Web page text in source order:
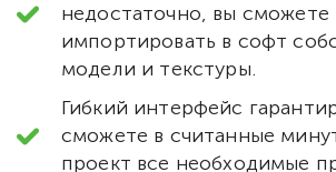
недостаточно, вы сможете
импортировать в софт
модели и текстуры.
Гибкий интерфейс
сможете в считанные
проект все необходимые